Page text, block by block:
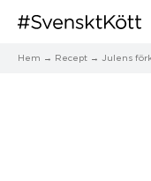
Hem Recept Julens